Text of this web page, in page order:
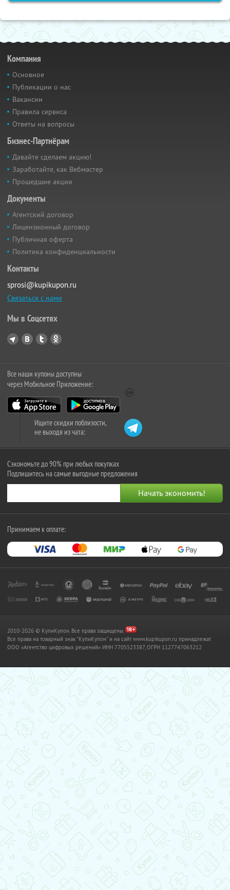
Компания
Основное
Публикации о нас
Вакансии
Правила сервиса
Ответы на вопросы
Бизнес-Партнёрам
Давайте сделаем акцию!
Заработайте, как Вебмастер
Прошедшие акции
Документы
Агентский договор
Лицензионный договор
Публичная оферта
Политика конфиденциальности
Контакты
sprosi@kupikupon.ru
Связаться с нами
Мы в Соцсетях
Все наши купоны доступны
через Мобильное Приложение:
Ищите скидки поблизости,
не выходя из чата:
Сэкономьте до 90% при любых покупках
Подпишитесь на самые выгодные предложения
Принимаем к оплате:
2010-2026 © КупиКупон. Все права защищены.
Все права на товарный знак "КупиКупон" и на сайт www.kupikupon.ru принадлежат
OOO «Агентство цифровых решений» ИНН 7705523387, ОГРН 1127747063212